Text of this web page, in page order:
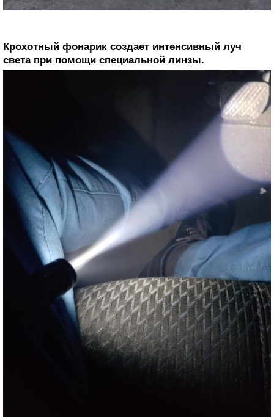
Крохотный фонарик создает интенсивный луч
света при помощи специальной линзы.